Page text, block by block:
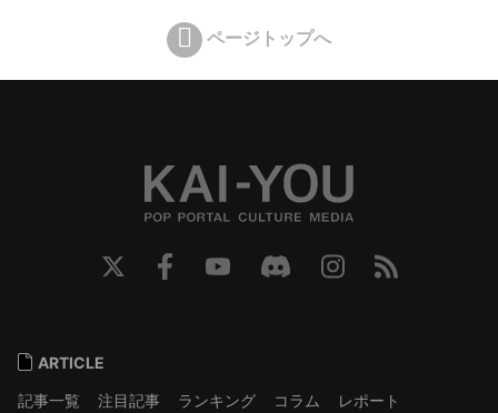
ページトップへ
ARTICLE
記事一覧
注目記事 ランキング コラム
レポート